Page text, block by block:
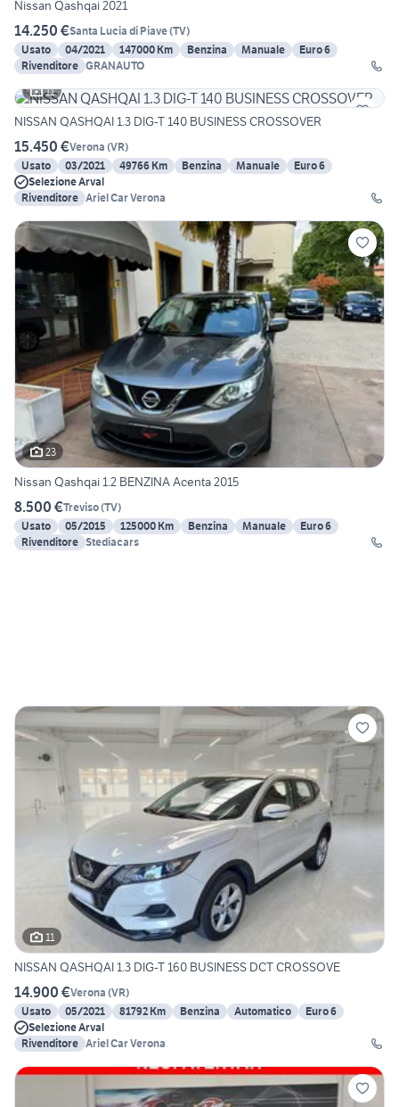
Nissan Qashqai 2021
14.250 €Santa Lucia di Piave(TV)
Usato
04/2021 147000 Km Benzina Manuale
Euro 6
Rivenditore GRANAUTO
11
NISSAN QASHQAI 1.3 DIG-T 140 BUSINESS CROSSOVER
15.450 €Verona (VR)
Usato
03/2021 49766 Km Benzina Manuale
Euro 6
Selezione Arval
Rivenditore Ariel Car Verona
23
Nissan Qashqai 1.2 BENZINA Acenta 2015
8.500 €Treviso(TV)
Usato
05/2015 125000 Km Benzina Manuale
Euro 6
Rivenditore Stediacars
11
NISSAN QASHQAI 1.3 DIG-T 160 BUSINESS DCT CROSSOVE
14.900 €Verona (VR)
Usato
05/2021 81792 Km Benzina Automatico
Euro 6
Selezione Arval
Rivenditore Ariel Car Verona